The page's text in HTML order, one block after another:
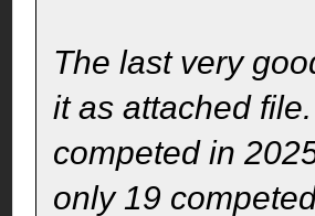
The last very
it as attached
competed in
only 19